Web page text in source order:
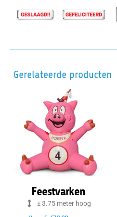
Gerelateerde producten
Feestvarken
± 3.75 meter hoog